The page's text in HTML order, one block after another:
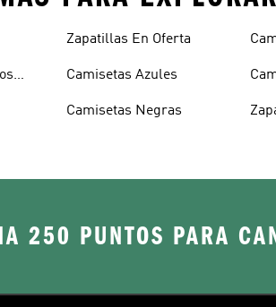
Zapatillas En Oferta
Camisetas Azules
Camisetas Negras
250 PUNTOS PARA